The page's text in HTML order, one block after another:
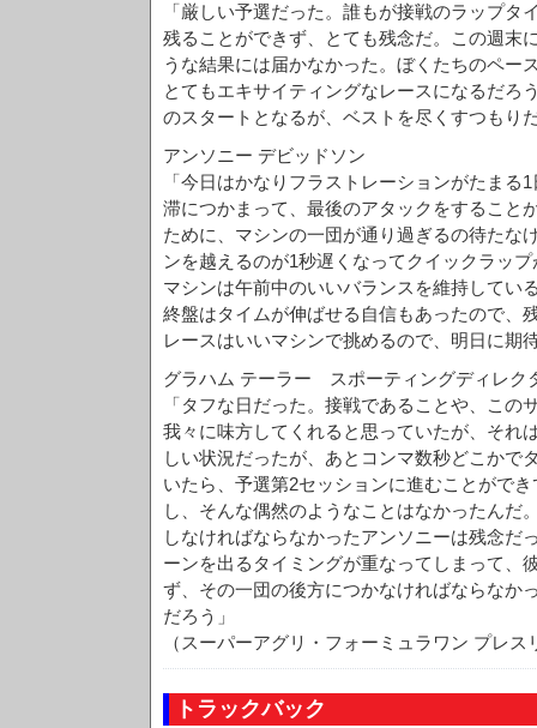
「厳しい予選だった。誰もが接戦のラップタ
残ることができず、とても残念だ。この週末
うな結果には届かなかった。ぼくたちのペー
とてもエキサイティングなレースになるだろ
のスタートとなるが、ベストを尽くすつもり
アンソニー デビッドソン
「今日はかなりフラストレーションがたまる
滞につかまって、最後のアタックをすること
ために、マシンの一団が通り過ぎるの待たな
ンを越えるのが1秒遅くなってクイックラッ
マシンは午前中のいいバランスを維持してい
終盤はタイムが伸ばせる自信もあったので、
レースはいいマシンで挑めるので、明日に期
グラハム テーラー スポーティングディレク
「タフな日だった。接戦であることや、この
我々に味方してくれると思っていたが、それ
しい状況だったが、あとコンマ数秒どこかで
いたら、予選第2セッションに進むことがで
し、そんな偶然のようなことはなかったんだ
しなければならなかったアンソニーは残念だ
ーンを出るタイミングが重なってしまって、
ず、その一団の後方につかなければならなか
だろう」
（スーパーアグリ・フォーミュラワン プレス
トラックバック